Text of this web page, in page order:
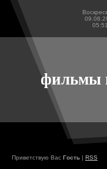
05:51
фильмы
Приветствую Вас Гость | RSS